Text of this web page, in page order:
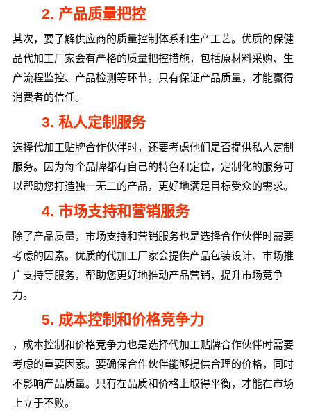
2. 产品质量把控
其次，要了解供应商的质量控制体系和生产工艺。优质的保健
品代加工厂家会有严格的质量把控措施，包括原材料采购、生
产流程监控、产品检测等环节。只有保证产品质量，才能赢得
消费者的信任。
3. 私人定制服务
选择代加工贴牌合作伙伴时，还要考虑他们是否提供私人定制
服务。因为每个品牌都有自己的特色和定位，定制化的服务可
以帮助您打造独一无二的产品，更好地满足目标受众的需求。
4. 市场支持和营销服务
除了产品质量，市场支持和营销服务也是选择合作伙伴时需要
考虑的因素。优质的代加工厂家会提供产品包装设计、市场推
广支持等服务，帮助您更好地推动产品营销，提升市场竞争
力。
5. 成本控制和价格竞争力
，成本控制和价格竞争力也是选择代加工贴牌合作伙伴时需要
考虑的重要因素。要确保合作伙伴能够提供合理的价格，同时
不影响产品质量。只有在品质和价格上取得平衡，才能在市场
上立于不败。